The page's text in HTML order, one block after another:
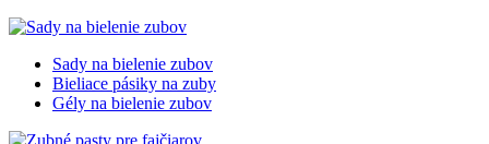
Sady na bielenie zubov
Bieliace pásiky na zuby
Gély na bielenie zubov